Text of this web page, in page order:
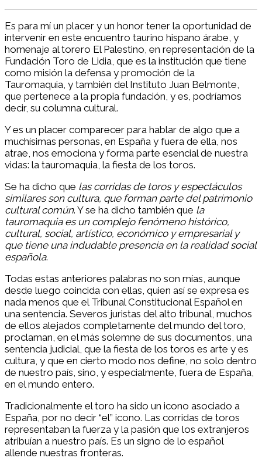
Es para mí un placer y un honor tener la oportunidad de
intervenir en este encuentro taurino hispano árabe, y
homenaje al torero El Palestino, en representación de la
Fundación Toro de Lidia, que es la institución que tiene
como misión la defensa y promoción de la
Tauromaquia, y también del Instituto Juan Belmonte,
que pertenece a la propia fundación, y es, podríamos
decir, su columna cultural.
Y es un placer comparecer para hablar de algo que a
muchísimas personas, en España y fuera de ella, nos
atrae, nos emociona y forma parte esencial de nuestra
vidas: la tauromaquia, la fiesta de los toros.
Se ha dicho que las corridas de toros y espectáculos
similares son cultura, que forman parte del patrimonio
cultural común. Y se ha dicho también que la
tauromaquia es un complejo fenómeno histórico,
cultural, social, artístico, económico y empresarial y
que tiene una indudable presencia en la realidad social
española.
Todas estas anteriores palabras no son mías, aunque
desde luego coincida con ellas, quien así se expresa es
nada menos que el Tribunal Constitucional Español en
una sentencia. Severos juristas del alto tribunal, muchos
de ellos alejados completamente del mundo del toro,
proclaman, en el más solemne de sus documentos, una
sentencia judicial, que la fiesta de los toros es arte y es
cultura, y que en cierto modo nos define, no solo dentro
de nuestro país, sino, y especialmente, fuera de España,
en el mundo entero.
Tradicionalmente el toro ha sido un icono asociado a
España, por no decir “el” icono. Las corridas de toros
representaban la fuerza y la pasión que los extranjeros
atribuían a nuestro país. Es un signo de lo español
allende nuestras fronteras.